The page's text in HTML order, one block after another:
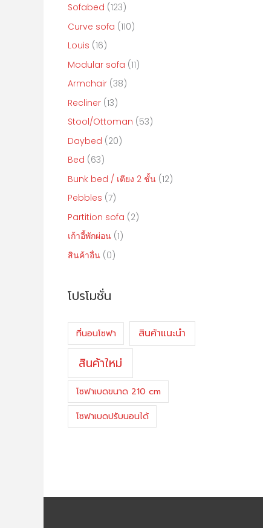
o
r
:
Sofabed (123)
Curve sofa (110)
Louis (16)
Modular sofa (11)
Armchair (38)
Recliner (13)
Stool/Ottoman (53)
Daybed (20)
Bed (63)
Bunk bed / เตียง 2 ชั้น (12)
Pebbles (7)
Partition sofa (2)
เก้าอี้พักผ่อน (1)
สินค้าอื่น (0)
โปรโมชั่น
ที่นอนโซฟา สินค้าแนะนำ
สินค้าใหม่
โซฟาเบดขนาด 210 cm
โซฟาเบดปรับนอนได้